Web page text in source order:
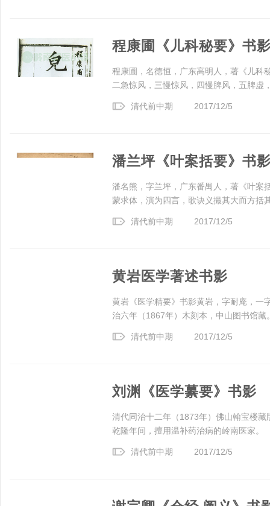
清代前中期 2017/12/5
程康圃《儿科秘要》书
程康圃，名德恒，广东高明人，著《儿科
二急惊风，三慢惊风，四慢脾风，五脾虚
清代前中期 2017/12/5
潘兰坪《叶案括要》书
潘名熊，字兰坪，广东番禺人，著《叶案
蒙求体，演为四言，歌诀义撮其大而方括
清代前中期 2017/12/5
黄岩医学著述书影
黄岩《医学精要》书影黄岩，字耐庵，一
治六年（1867年）木刻本，中山图书馆
清代前中期 2017/12/5
刘渊《医学繤要》书影
清代同治十二年（1873年）佛山翰宝楼
乾隆年间，擅用温补药治病的岭南医家。